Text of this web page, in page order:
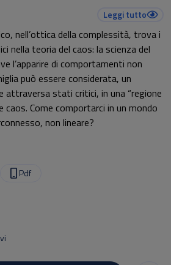
Leggi tutto
nell’ottica della complessità, trova i
nella teoria del caos: la scienza del
l’apparire di comportamenti non
può essere considerata, un
attraversa stati critici, in una “regione
caos. Come comportarci in un mondo
non lineare?
numero di scelte possibili,
di attuabile sufficientemente
convalidarle.
Pdf